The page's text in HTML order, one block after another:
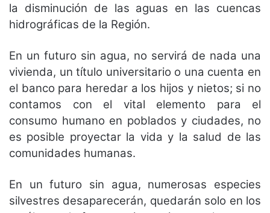
la disminución de las aguas en las cuencas
hidrográficas de la Región.
En un futuro sin agua, no servirá de nada una
vivienda, un título universitario o una cuenta en
el banco para heredar a los hijos y nietos; si no
contamos con el vital elemento para el
consumo humano en poblados y ciudades, no
es posible proyectar la vida y la salud de las
comunidades humanas.
En un futuro sin agua, numerosas especies
silvestres desaparecerán, quedarán solo en los